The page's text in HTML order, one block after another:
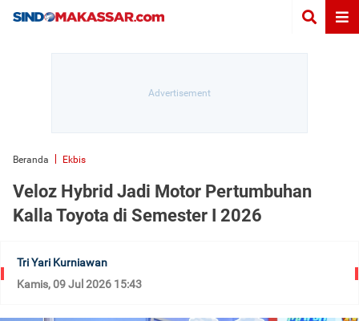
Beranda Ekbis
Veloz Hybrid Jadi Motor Pertumbuhan
Kalla Toyota di Semester I 2026
Tri Yari Kurniawan
Kamis, 09 Jul 2026 15:43